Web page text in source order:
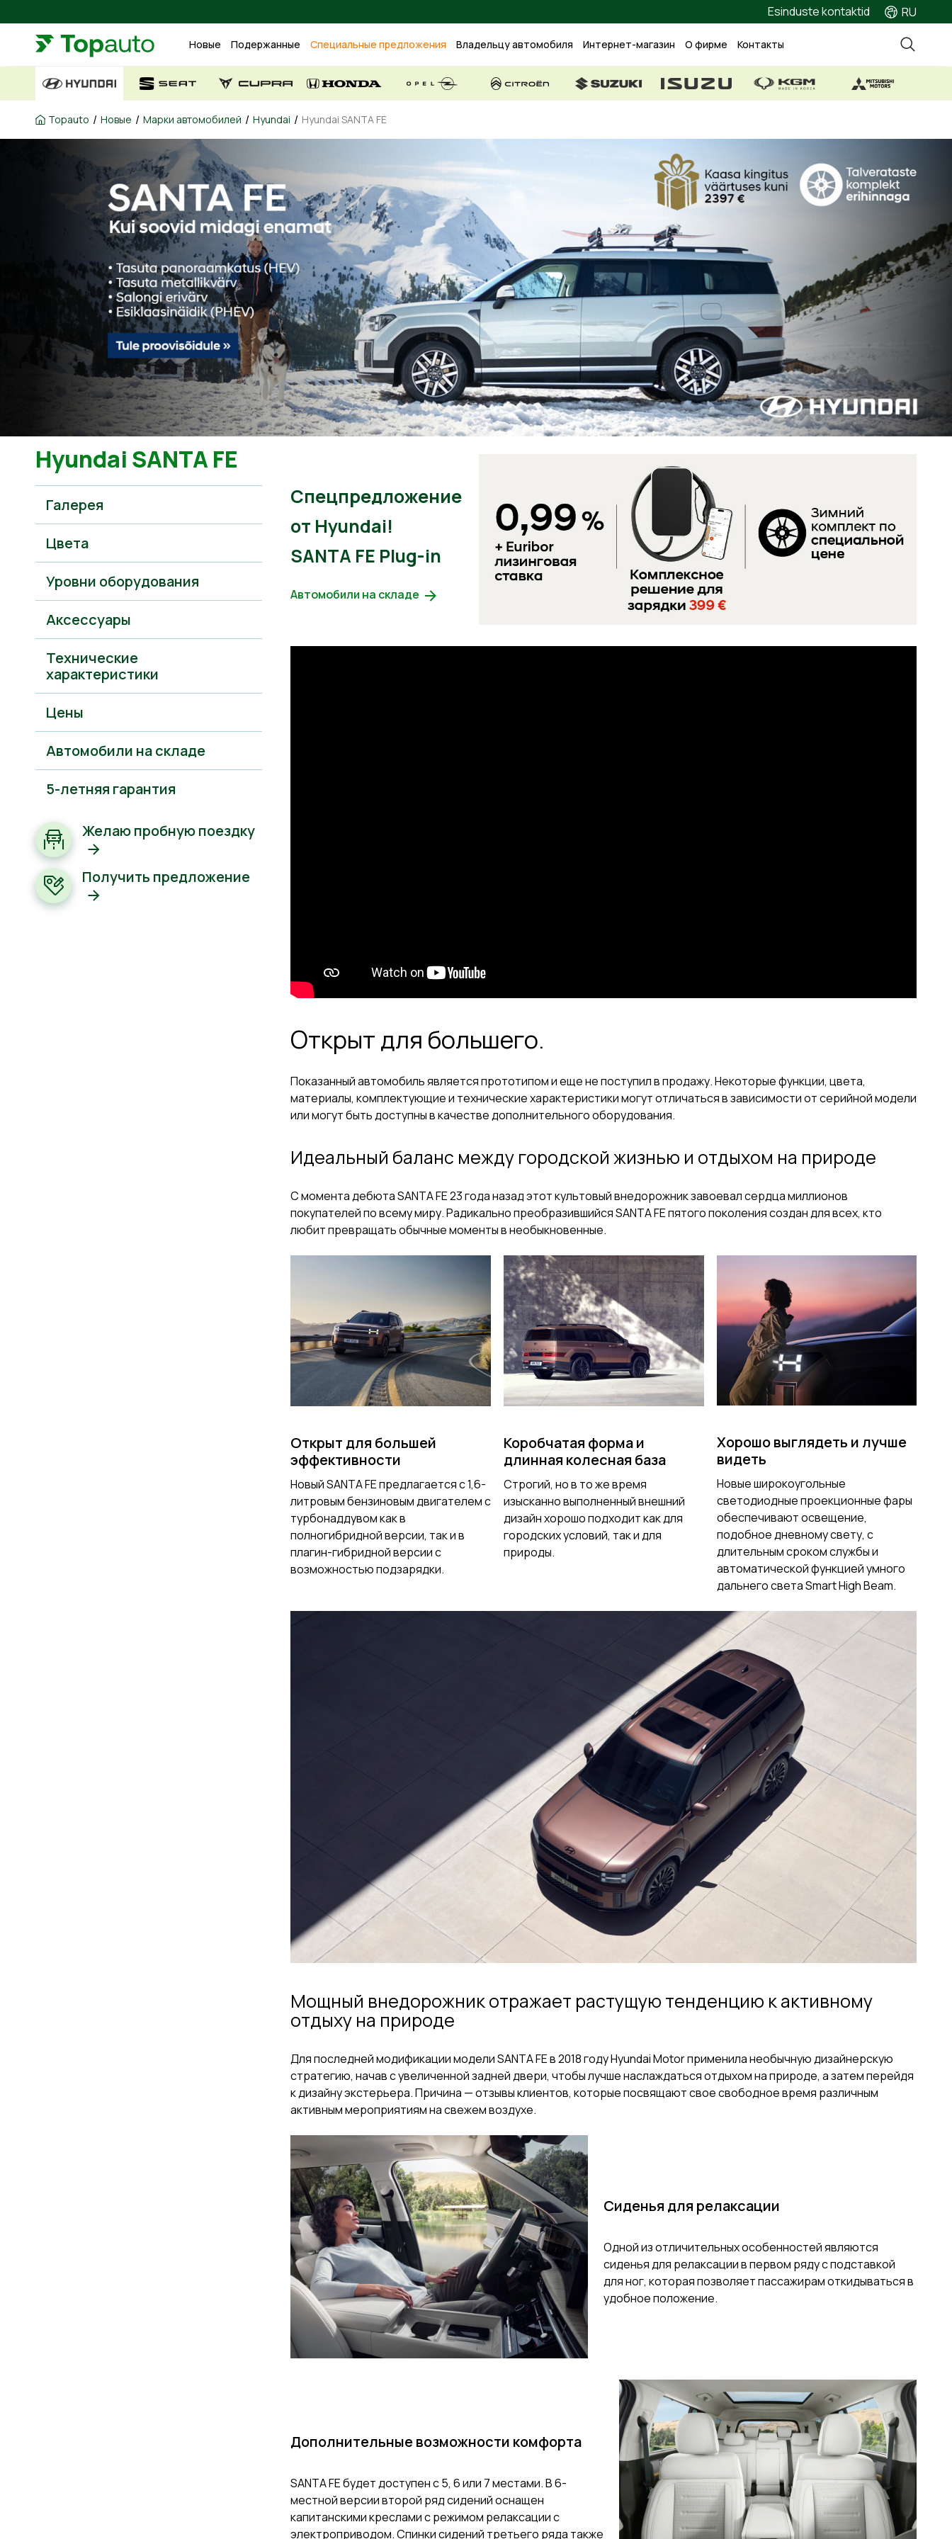
Esinduste kontaktid RU
Новые Подержанные Специальные предложения Владельцу автомобиля Интернет-магазин О фирме Контакты
Topauto / Новые / Марки автомобилей / Hyundai / Hyundai SANTA FE
Hyundai SANTA FE
Галерея
Цвета
Уровни оборудования
Аксессуары
Технические
характеристики
Цены
Автомобили на складе
5-летняя гарантия
Желаю пробную поездку
Получить предложение
Спецпредложение
от Hyundai!
SANTA FE Plug-in
Автомобили на складе
Открыт для большего.
Показанный автомобиль является прототипом и еще не поступил в продажу. Некоторые функции, цвета,
материалы, комплектующие и технические характеристики могут отличаться в зависимости от серийной модели
или могут быть доступны в качестве дополнительного оборудования.
Идеальный баланс между городской жизнью и отдыхом на природе
С момента дебюта SANTA FE 23 года назад этот культовый внедорожник завоевал сердца миллионов
покупателей по всему миру. Радикально преобразившийся SANTA FE пятого поколения создан для всех, кто
любит превращать обычные моменты в необыкновенные.
Открыт для большей
эффективности
Новый SANTA FE предлагается с 1,6-
литровым бензиновым двигателем с
турбонаддувом как в
полногибридной версии, так и в
плагин-гибридной версии с
возможностью подзарядки.
Коробчатая форма и
длинная колесная база
Строгий, но в то же время
изысканно выполненный внешний
дизайн хорошо подходит как для
городских условий, так и для
природы.
Хорошо выглядеть и лучше
видеть
Новые широкоугольные
светодиодные проекционные фары
обеспечивают освещение,
подобное дневному свету, с
длительным сроком службы и
автоматической функцией умного
дальнего света Smart High Beam.
Мощный внедорожник отражает растущую тенденцию к активному
отдыху на природе
Для последней модификации модели SANTA FE в 2018 году Hyundai Motor применила необычную дизайнерскую
стратегию, начав с увеличенной задней двери, чтобы лучше наслаждаться отдыхом на природе, а затем перейдя
к дизайну экстерьера. Причина — отзывы клиентов, которые посвящают свое свободное время различным
активным мероприятиям на свежем воздухе.
Сиденья для релаксации
Одной из отличительных особенностей являются
сиденья для релаксации в первом ряду с подставкой
для ног, которая позволяет пассажирам откидываться в
удобное положение.
Дополнительные возможности комфорта
SANTA FE будет доступен с 5, 6 или 7 местами. В 6-
местной версии второй ряд сидений оснащен
капитанскими креслами с режимом релаксации с
электроприводом. Спинки сидений третьего ряда также